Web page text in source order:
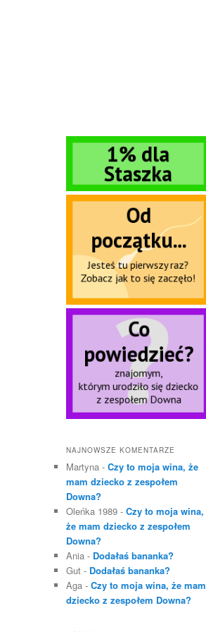
NAJNOWSZE KOMENTARZE
Martyna - Czy to moja wina, że
mam dziecko z zespołem
Downa?
Oleńka 1989 - Czy to moja wina,
że mam dziecko z zespołem
Downa?
Ania - Dodałaś bananka?
Gut - Dodałaś bananka?
Aga - Czy to moja wina, że mam
dziecko z zespołem Downa?